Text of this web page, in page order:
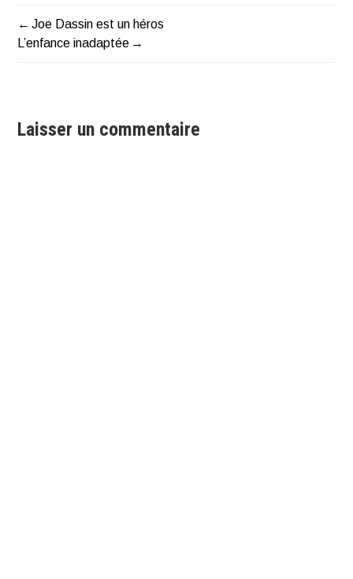
Navigation
Joe Dassin est un héros
L’enfance inadaptée
Laisser un commentaire